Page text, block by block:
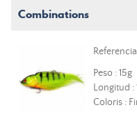
Combinations
Peso : 15g
Longitud :
Coloris :